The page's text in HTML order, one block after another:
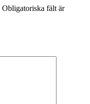
Obligatoriska fält är